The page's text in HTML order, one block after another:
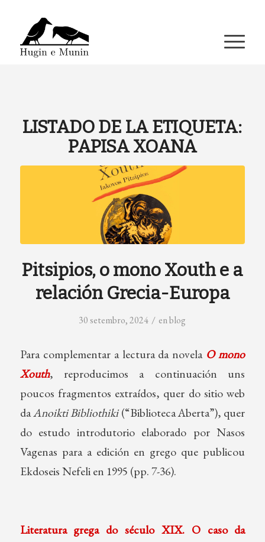
LISTADO DE LA ETIQUETA:
PAPISA XOANA
Pitsipios, o mono Xouth e a
relación Grecia-Europa
30 setembro, 2024 / enblog
Para complementar a lectura da novela O mono
Xouth, reproducimos a continuación uns
poucos fragmentos extraídos, quer do sitio web
daAnoikti Bibliothiki(“Biblioteca Aberta”), quer
do estudo introdutorio elaborado por Nasos
Vagenas para a edición en grego que publicou
Ekdoseis Nefeli en 1995 (pp. 7-36).
Literatura grega do século XIX. O caso da